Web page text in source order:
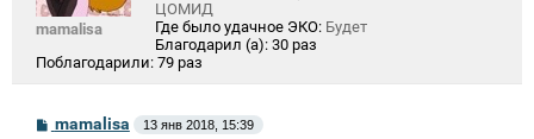
mamalisa
ЦОМИД
Где было удачное ЭКО: Будет
Благодарил (а): 30 раз
Поблагодарили: 79 раз
Сmamalisa 13 янв 2018, 15:39